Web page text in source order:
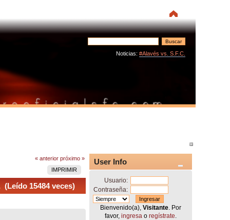
Noticias: #Alavés vs. S.F.C.
« anterior próximo »
IMPRIMIR
(Leído 15484 veces)
User Info
Usuario:
Contraseña:
Bienvenido(a),Visitante . Por
favor,ingresa oregístrate